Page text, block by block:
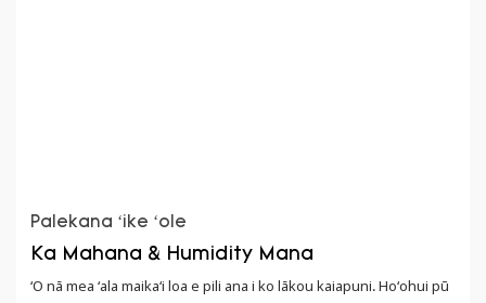
Palekana ʻike ʻole
Ka Mahana & Humidity Mana
ʻO nā mea ʻala maikaʻi loa e pili ana i ko lākou kaiapuni. Hoʻohui pū